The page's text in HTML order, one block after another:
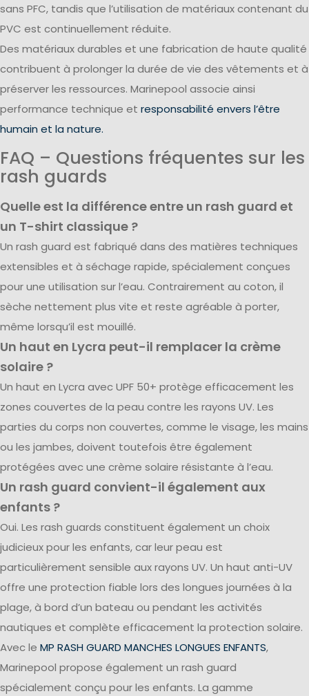
sans PFC, tandis que l’utilisation de matériaux contenant du
PVC est continuellement réduite.
Des matériaux durables et une fabrication de haute qualité
contribuent à prolonger la durée de vie des vêtements et à
préserver les ressources. Marinepool associe ainsi
performance technique et responsabilité envers l’être
humain et la nature.
FAQ – Questions fréquentes sur les
rash guards
Quelle est la différence entre un rash guard et
un T-shirt classique ?
Un rash guard est fabriqué dans des matières techniques
extensibles et à séchage rapide, spécialement conçues
pour une utilisation sur l’eau. Contrairement au coton, il
sèche nettement plus vite et reste agréable à porter,
même lorsqu’il est mouillé.
Un haut en Lycra peut-il remplacer la crème
solaire ?
Un haut en Lycra avec UPF 50+ protège efficacement les
zones couvertes de la peau contre les rayons UV. Les
parties du corps non couvertes, comme le visage, les mains
ou les jambes, doivent toutefois être également
protégées avec une crème solaire résistante à l’eau.
Un rash guard convient-il également aux
enfants ?
Oui. Les rash guards constituent également un choix
judicieux pour les enfants, car leur peau est
particulièrement sensible aux rayons UV. Un haut anti-UV
offre une protection fiable lors des longues journées à la
plage, à bord d’un bateau ou pendant les activités
nautiques et complète efficacement la protection solaire.
Avec le MP RASH GUARD MANCHES LONGUES ENFANTS,
Marinepool propose également un rash guard
spécialement conçu pour les enfants. La gamme